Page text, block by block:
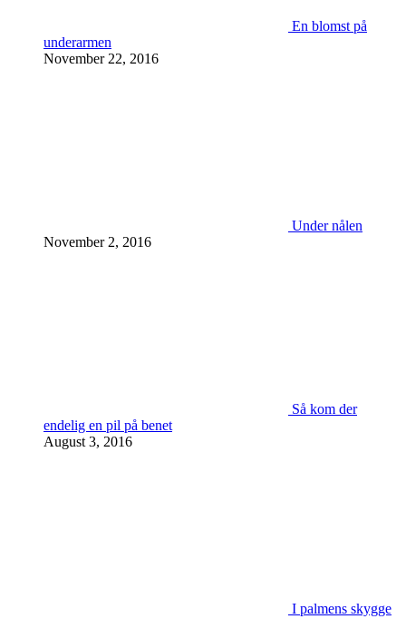
En blomst på
underarmen
November 22, 2016
Under nålen
November 2, 2016
Så kom der
endelig en pil på benet
August 3, 2016
I palmens skygge